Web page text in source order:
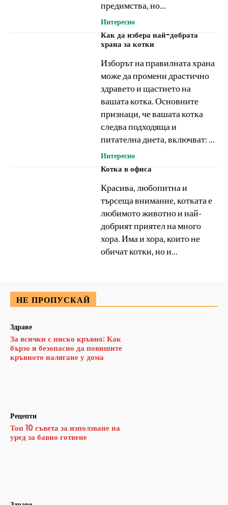
предимства, но...
Интересно
Как да избера най-добрата
храна за котки
Изборът на правилната храна
може да промени драстично
здравето и щастието на
вашата котка. Основните
признаци, че вашата котка
следва подходяща и
питателна диета, включват: ...
Интересно
Котка в офиса
Красива, любопитна и
търсеща внимание, котката е
любимото животно и най-
добрият приятел на много
хора. Има и хора, които не
обичат котки, но и...
НЕ ПРОПУСКАЙ
Здраве
За всички с ниско кръвно: Как
бързо и безопасно да повишите
кръвното налягане у дома
Рецепти
Топ 10 съвета за използване на
уред за бавно готвене